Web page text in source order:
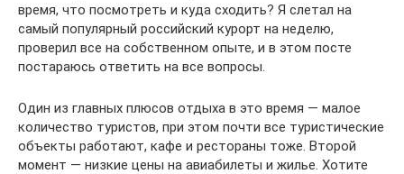
время, что посмотреть и куда сходить? Я слетал на
самый популярный российский курорт на неделю,
проверил все на собственном опыте, и в этом посте
постараюсь ответить на все вопросы.
Один из главных плюсов отдыха в это время — малое
количество туристов, при этом почти все туристические
объекты работают, кафе и рестораны тоже. Второй
момент — низкие цены на авиабилеты и жилье. Хотите